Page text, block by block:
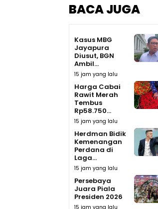
BACA JUGA
Kasus MBG
Jayapura
Diusut, BGN
Ambil...
15 jam yang lalu
Harga Cabai
Rawit Merah
Tembus
Rp58.750...
15 jam yang lalu
Herdman Bidik
Kemenangan
Perdana di
Laga...
15 jam yang lalu
Persebaya
Juara Piala
Presiden 2026
15 jam yang lalu